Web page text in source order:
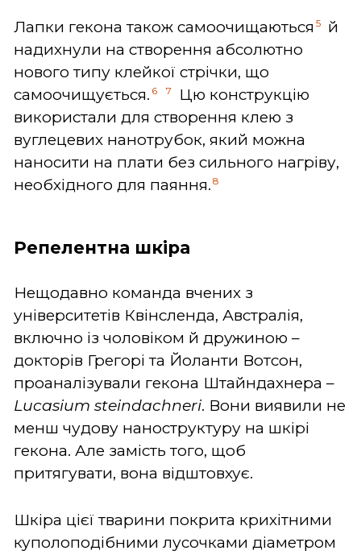
Лапки гекона також самоочищаються 5
й
надихнули на створення абсолютно
нового типу клейкої стрічки, що
самоочищується. 6 7
Цю конструкцію
використали для створення клею з
вуглецевих нанотрубок, який можна
наносити на плати без сильного нагріву,
необхідного для паяння. 8
Репелентна шкіра
Нещодавно команда вчених з
університетів Квінсленда, Австралія,
включно із чоловіком й дружиною –
докторів Грегорі та Йоланти Вотсон,
проаналізували гекона Штайндахнера –
Lucasium steindachneri. Вони виявили не
менш чудову наноструктуру на шкірі
гекона. Але замість того, щоб
притягувати, вона відштовхує.
Шкіра цієї тварини покрита крихітними
куполоподібними лусочками діаметром